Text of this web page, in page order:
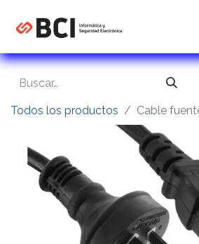
Todos los productos Cable